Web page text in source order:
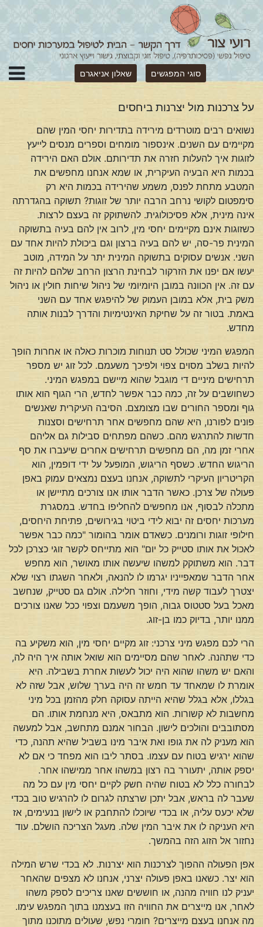
סוגי המפגשים שאלון אניאגרם
על צרכנות מול יצרנות ביחסים
נשואים רבים מוטרדים מירידה בתדירות יחסי המין שהם
מקיימים עם השנים. אינספור מומחים וספרים מנסים לייעץ
לזוגות איך להעלות חזרה את תדירותם. אולם האם הירידה
בכמות היא הבעיה העיקרית, או שמא אנחנו מחפשים את
המטבע מתחת לפנס, משמע שהירידה בכמות היא רק
סימפטום לקושי נרחב הרבה יותר של זוגות? תשוקה בהגדרתה
אינה מינית, אלא פסיכולוגית. להשתוקק זה בעצם לרצות.
כשזוגות אינם מקיימים יחסי מין, לרוב אין להם בעיה בתשוקה
המינית פר-סה, יש להם בעיה ברצון וגם ביכולת להיות אחד עם
השני. אנשים עסוקים בתשוקה המינית יתר על המידה, מוטב
יעשו אם יפנו את הזרקור לבחינת הרצון הרחב שלהם להיות זה
עם זה. אין הכוונה במובן היומיומי של ניהול שיחות חולין או ניהול
משק בית, אלא במובן העמוק של להיפגש אחד עם השני
באמת. בטור זה על שחיקת האינטימיות והדרך לבנות אותה
מחדש.
המפגש המיני שכולל סט תנוחות מוכרות כאלה או אחרות הופך
להיות בשלב מסוים צפוי ולפיכך משעמם. לכל זוג יש מספר
תרחישים מיניים די מוגבל שהוא מיישם במפגש המיני.
כשחושבים על זה, כמה כבר אפשר לחדש, הרי הגוף הוא אותו
גוף ומספר החורים שבו מצומצם. הסיבה העיקרית שאנשים
פונים לפורנו, היא שהם מחפשים אחר תרחישים וסצנות
חדשות להתרגש מהם. כשהם מפתחים סבילות גם אליהם
אחרי זמן מה, הם מחפשים תרחישים אחרים שיעברו את סף
הריגוש החדש. כשסף הריגוש, המופעל על ידי דופמין, הוא
הקריטריון העיקרי לתשוקה, אנחנו בעצם נמצאים עמוק באפן
פעולה של צרכן. כאשר הדבר אותו אנו צורכים מתיישן או
מתכלה לבסוף, אנו מחפשים להחליפו בחדש. במסגרת
מערכות יחסים זה יבוא לידי ביטוי בגירושים, פתיחת היחסים,
חילופי זוגות ורומנים. כשאדם אומר בהומור "כמה כבר אפשר
לאכול את אותו סטייק כל יום" הוא מתייחס לקשר זוגי כצרכן לכל
דבר. הוא משתוקק למשהו שיעשה אותו מאושר, הוא מחפש
אחר הדבר שמאפייניו יגרמו לו להנאה, ולאחר השגתו רצוי שלא
יצטרך לעבוד קשה מידי, וחוזר חלילה. אולם גם סטייק, שנחשב
מאכל בעל סטטוס גבוה, הופך משעמם וצפוי ככל שאנו צורכים
ממנו יותר, בדיוק כמו בן-זוג.
הרי לכם מפגש מיני צרכני: זוג מקיים יחסי מין, הוא משקיע בה
כדי שתהנה. לאחר שהם מסיימים הוא שואל אותה איך היה לה,
והאם יש משהו שהוא היה יכול לעשות אחרת בשבילה. היא
אומרת לו שמאחד עד חמש זה היה בערך שלוש, אבל שזה לא
בגללו, אלא בגלל שהיא הייתה עסוקה חלק מהזמן בכל מיני
מחשבות לא קשורות. הוא מתבאס, היא מנחמת אותו. הם
מסתובבים והולכים לישון. הבחור אמנם מתחשב, אבל למעשה
הוא מעניק לה את גופו ואת איבר מינו בשביל שהיא תהנה, כדי
שהוא ירגיש בטוח עם עצמו. בסתר ליבו הוא מפחד כי אם לא
יספק אותה, יתעורר בה רצון במשהו אחר ממישהו אחר.
לבחורה כלל לא בטוח שהיה חשק לקיים יחסי מין עם כל מה
שעבר לה בראש, אבל יתכן שרצתה לגרום לו להרגיש טוב בכדי
שלא יכעס עליה, או בכדי שיוכלו להתחבק או לישון בנעימים, אז
היא העניקה לו את איבר המין שלה. מעגל הצריכה הושלם. עוד
נחזור אל הזוג הזה בהמשך.
אפן הפעולה ההפוך לצרכנות הוא יצרנות. לא בכדי שרש המילה
הוא יצר. כשאנו באפן פעולה יצרני, אנחנו לא מצפים שהאחר
יעניק לנו חוויה מהנה, או חוששים שאנו צריכים לספק משהו
לאחר, אנו מייצרים את החוויה הזו בעצמנו בתוך המפגש עימו.
מה אנחנו בעצם מייצרים? חומרי נפש, שעולים מתוכנו מתוך